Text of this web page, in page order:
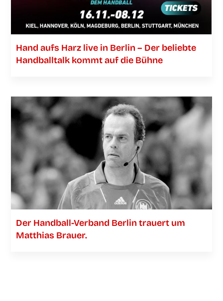
Hand aufs Harz live in Ber­lin – Der belieb­te
Hand­ball­talk kommt auf die Bühne
Der Han­­d­­­ball-Ver­­­­­band Ber­lin trau­ert um
Mat­thi­as Brauer.